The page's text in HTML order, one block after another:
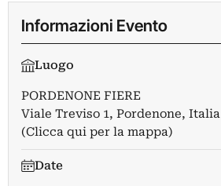
Informazioni Evento
Luogo
PORDENONE FIERE
Viale Treviso 1, Pordenone, Italia
(Clicca qui per la mappa)
Date